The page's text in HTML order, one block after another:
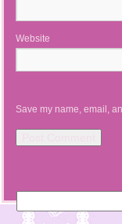
Website
Save my name, email,